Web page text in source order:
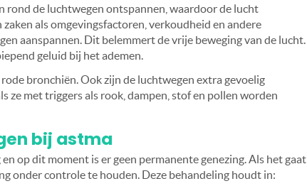
rond de luchtwegen ontspannen, waardoor de lucht
als omgevingsfactoren, verkoudheid en andere
aanspannen. Dit belemmert de vrije beweging van de lucht.
geluid bij het ademen.
bronchiën. Ook zijn de luchtwegen extra gevoelig
ze met triggers als rook, dampen, stof en pollen worden
bij astma
op dit moment is er geen permanente genezing. Als het gaat
onder controle te houden. Deze behandeling houdt in: